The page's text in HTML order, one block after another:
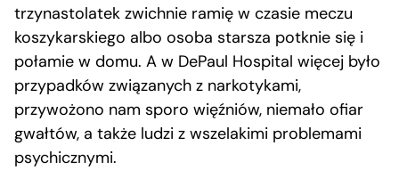
trzynastolatek zwichnie ramię w czasie meczu
koszykarskiego albo osoba starsza potknie się i
połamie w domu. A w DePaul Hospital więcej było
przypadków związanych z narkotykami,
przywożono nam sporo więźniów, niemało ofiar
gwałtów, a także ludzi z wszelakimi problemami
psychicznymi.